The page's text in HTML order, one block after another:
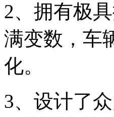
2、拥有极
满变数，车
化。
3、设计了